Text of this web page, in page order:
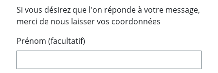
Si vous désirez que l'on réponde à votre message,
merci de nous laisser vos coordonnées
Prénom (facultatif)